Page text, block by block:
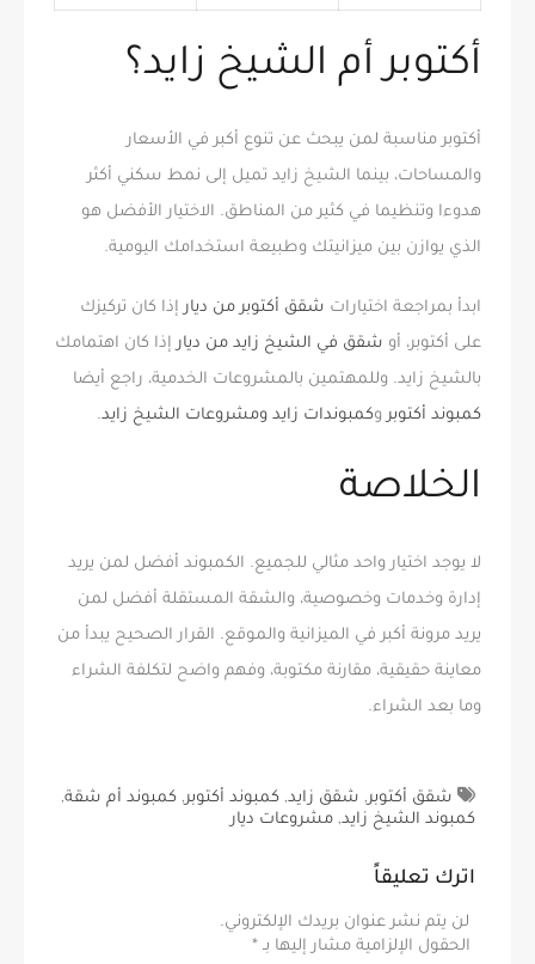
أكتوبر أم الشيخ زايد؟
أكتوبر مناسبة لمن يبحث عن تنوع أكبر في الأسعار
والمساحات، بينما الشيخ زايد تميل إلى نمط سكني أكثر
هدوءا وتنظيما في كثير من المناطق. الاختيار الأفضل هو
الذي يوازن بين ميزانيتك وطبيعة استخدامك اليومية.
ابدأ بمراجعة اختيارات شقق أكتوبر من ديارإذا كان تركيزك
على أكتوبر، أو شقق في الشيخ زايد من ديارإذا كان اهتمامك
بالشيخ زايد. وللمهتمين بالمشروعات الخدمية، راجع أيضا
كمبوند أكتوبروكمبوندات زايد ومشروعات الشيخ زايد.
الخلاصة
لا يوجد اختيار واحد مثالي للجميع. الكمبوند أفضل لمن يريد
إدارة وخدمات وخصوصية، والشقة المستقلة أفضل لمن
يريد مرونة أكبر في الميزانية والموقع. القرار الصحيح يبدأ من
معاينة حقيقية، مقارنة مكتوبة، وفهم واضح لتكلفة الشراء
وما بعد الشراء.
شقق أكتوبر, شقق زايد, كمبوند أكتوبر, كمبوند أم شقة,
كمبوند الشيخ زايد, مشروعات ديار
اترك تعليقاً
لن يتم نشر عنوان بريدك الإلكتروني.
الحقول الإلزامية مشار إليها بـ *